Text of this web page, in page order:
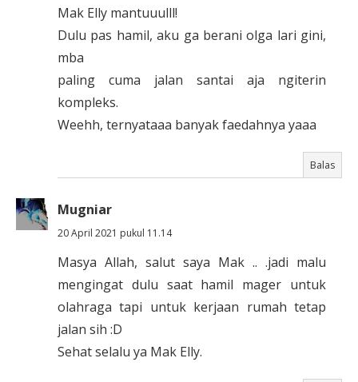
Mak Elly mantuuulll!
Dulu pas hamil, aku ga berani olga lari gini,
mba
paling cuma jalan santai aja ngiterin
kompleks.
Weehh, ternyataaa banyak faedahnya yaaa
Balas
Mugniar
20 April 2021 pukul 11.14
Masya Allah, salut saya Mak .. .jadi malu
mengingat dulu saat hamil mager untuk
olahraga tapi untuk kerjaan rumah tetap
jalan sih :D
Sehat selalu ya Mak Elly.